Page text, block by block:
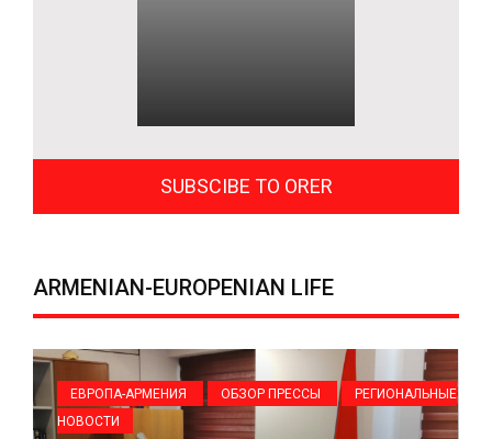
SUBSCIBE TO ORER
ARMENIAN-EUROPENIAN LIFE
ЕВРОПА-АРМЕНИЯ ОБЗОР ПРЕССЫ
РЕГИОНАЛЬНЫЕ
НОВОСТИ